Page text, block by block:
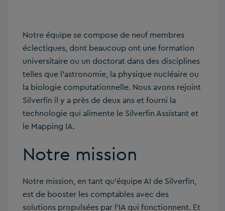
Notre équipe se compose de neuf membres
éclectiques, dont beaucoup ont une formation
universitaire ou un doctorat dans des disciplines
telles que l’astronomie, la physique nucléaire ou
la biologie computationnelle. Nous avons rejoint
Silverfin il y a près de deux ans et fourni la
technologie qui alimente le Silverfin Assistant et
le Mapping IA.
Notre mission
Notre mission, en tant qu’équipe AI de Silverfin,
est de booster les comptables avec des
solutions propulsées par l’IA qui fonctionnent. Et